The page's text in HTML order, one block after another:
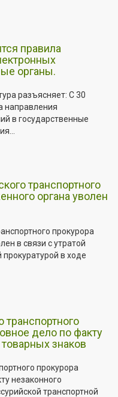
правила
органы.
разъясняет: С 30
направления
в государственные
транспортного
органа уволен
прокурора
в связи с утратой
в ходе
транспортного
дело по факту
знаков
прокурора
незаконного
транспортной